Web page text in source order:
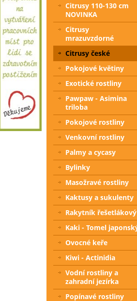
Citrusy 110-130 cm
NOVINKA
Citrusy
mrazuvzdorné
Citrusy české
Pokojové květiny
Exotické rostliny
Pawpaw - Asimina
triloba
Pokojové rostliny
Venkovní rostliny
Palmy a cycasy
Bylinky
Masožravé rostliny
Kaktusy a sukulenty
Rakytník řešetlákový
Kaki - Tomel
Ovocné keře
Kiwi - Actinidia
Vodní rostliny a
zahradní jezírka
Popínavé rostliny